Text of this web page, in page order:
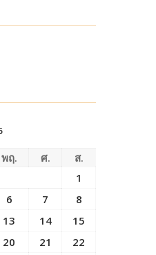
พฤ. ศ.
ส.
1
6 7
8
13 14
15
20 21
22